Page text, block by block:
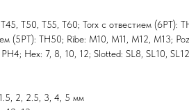
Т50, Т55, Т60; Torx с отвестием (6PT):
(5PT): TH50; Ribe: M10, М11, М12, М13;
Hex: 7, 8, 10, 12; Slotted: SL8, SL10,
2, 2.5, 3, 4, 5 мм